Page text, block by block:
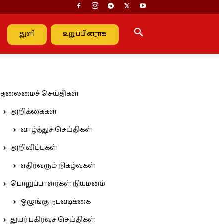
துளி உறுப்பினராக
தலைமைச் செய்திகள்
அறிக்கைகள்
வாழ்த்துச் செய்திகள்
அறிவிப்புகள்
எதிர்வரும் நிகழ்வுகள்
பொறுப்பாளர்கள் நியமனம்
ஒழுங்கு நடவடிக்கை
துயர் பகிர்வுச் செய்திகள்